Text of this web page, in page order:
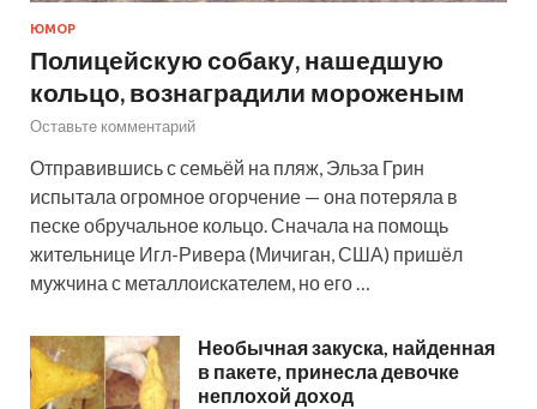
ЮМОР
Полицейскую собаку, нашедшую
кольцо, вознаградили мороженым
Оставьте комментарий
Отправившись с семьёй на пляж, Эльза Грин
испытала огромное огорчение — она потеряла в
песке обручальное кольцо. Сначала на помощь
жительнице Игл-Ривера (Мичиган, США) пришёл
мужчина с металлоискателем, но его …
Необычная закуска, найденная
в пакете, принесла девочке
неплохой доход